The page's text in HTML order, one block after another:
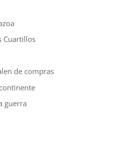
Cuartillos
de compras
guerra